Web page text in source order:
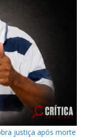
justiça após morte